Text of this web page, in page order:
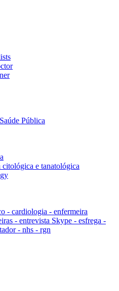
Pública
e tanatológica
- cardiologia - enfermeira
- entrevista Skype - esfrega -
- nhs - rgn